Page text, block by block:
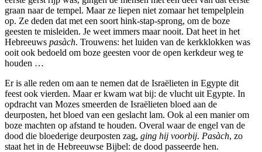
graan naar de tempel. Maar ze liepen niet zomaar het tempelplein
op. Ze deden dat met een soort hink-stap-sprong, om de boze
geesten te misleiden. Je weet immers maar nooit. Dat heet in het
Hebreeuws pasàch. Trouwens: het luiden van de kerkklokken was
ooit ook bedoeld om boze geesten voor de open kerkdeur weg te
houden …
Er is alle reden om aan te nemen dat de Israëlieten in Egypte dit
feest ook vierden. Maar er kwam wat bij: de vlucht uit Egypte. In
opdracht van Mozes smeerden de Israëlieten bloed aan de
deurposten, het bloed van een geslacht lam. Ook al een manier om
boze machten op afstand te houden. Overal waar de engel van de
dood die bloederige deurposten zag, ging hij voorbij. Pasàch, zo
staat het in de Hebreeuwse Bijbel: de dood passeerde hen.